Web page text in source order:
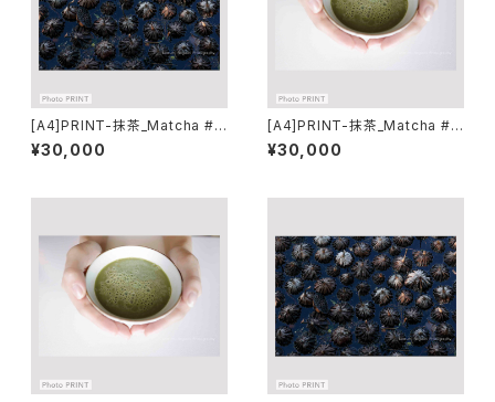
[A4]PRINT-抹茶_Matcha #0
1
¥30,000
[A4]PRINT-抹茶_Matcha #0
2
¥30,000